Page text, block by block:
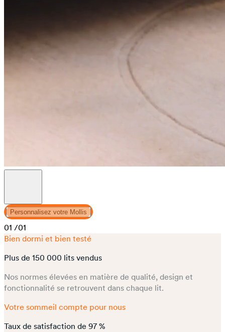
Personnalisez votre Mollis
01 /01
Bien dormi et bien testé
Plus de 150 000 lits vendus
Nos normes élevées en matière de qualité, design et
fonctionnalité se retrouvent dans chaque lit.
Votre sommeil compte pour nous
Taux de satisfaction de 97 %